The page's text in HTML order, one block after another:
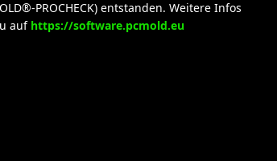
PROCHECK) entstanden. Weitere Infos
auf https://software.pcmold.eu